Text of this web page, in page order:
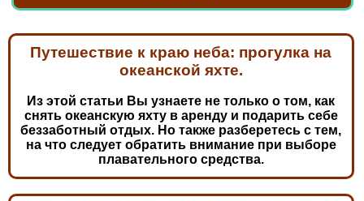
Путешествие к краю неба: прогулка на
океанской яхте.
Из этой статьи Вы узнаете не только о том, как
снять океанскую яхту в аренду и подарить себе
беззаботный отдых. Но также разберетесь с тем,
на что следует обратить внимание при выборе
плавательного средства.